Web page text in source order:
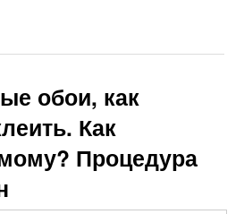
обои, как
Как
Процедура